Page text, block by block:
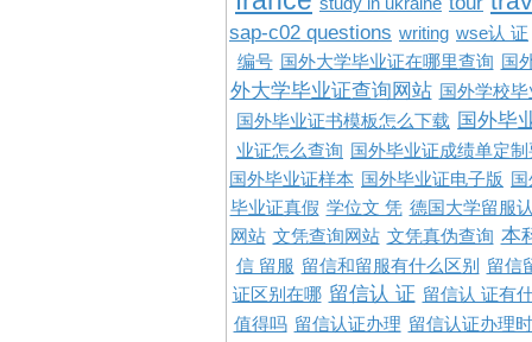
sap-c02 questions writing wse认 证
编号 国外大学毕业证在哪里查询 国
外大学毕业证查询网站 国外学校
国外毕业证书模板怎么下载 国外毕
业证怎么查询
国外毕业证成绩单定
国外毕业证样本
国外毕业证电子版
毕业证真假 学位文 凭 德国大学留服
网站 文凭查询网站 文凭真伪查询 本
信 留服 留信和留服有什么区别
留信
证区别在哪 留信认 证 留信认 证有
值得吗 留信认证办理 留信认证办理